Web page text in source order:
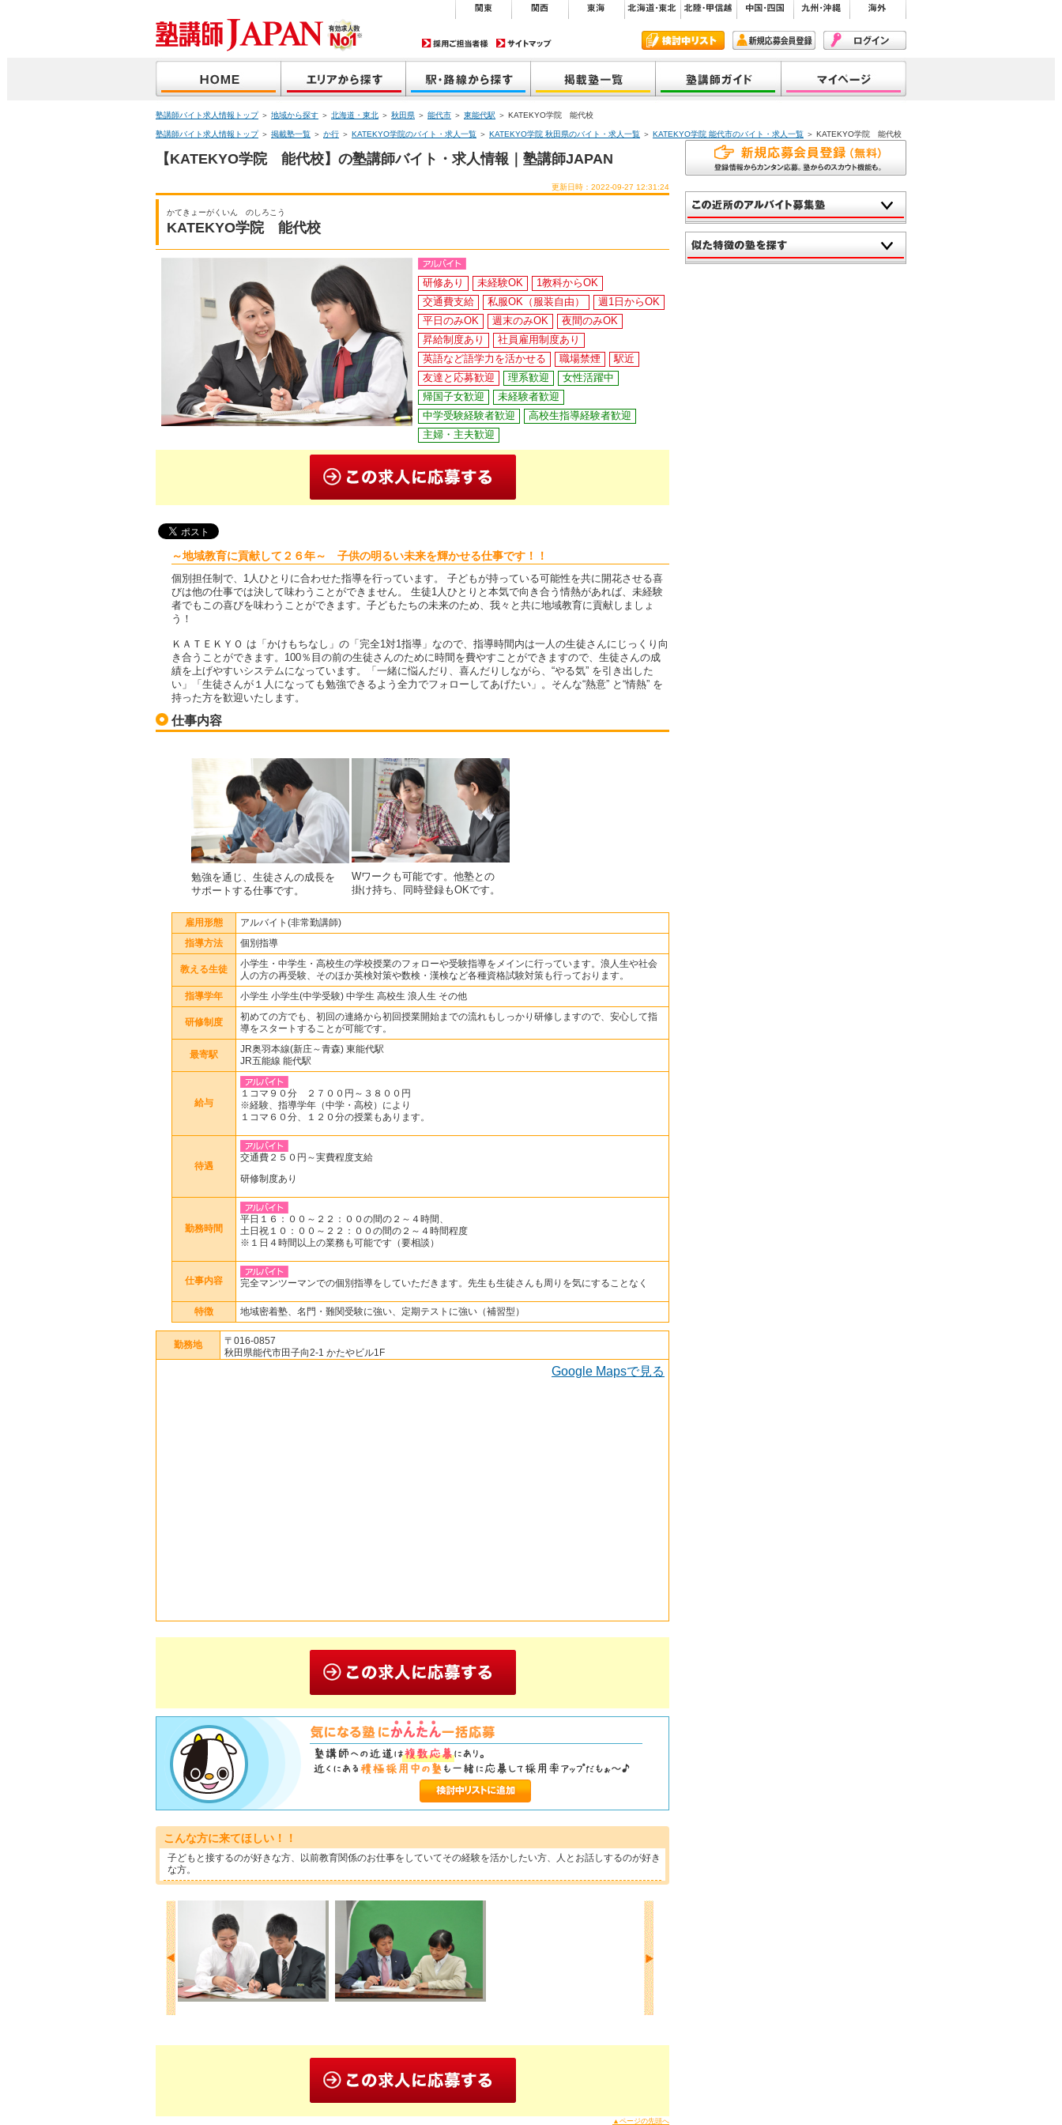
塾講師バイト求人情報トップ＞ 地域から探す ＞ 北海道・東北 ＞ 秋田県 ＞ 能代市 ＞ 東能代駅 ＞ KATEKYO学院 能代校
塾講師バイト求人情報トップ＞ 掲載塾一覧 ＞ か行 ＞ KATEKYO学院のバイト・求人一覧 ＞ KATEKYO学院 秋田県のバイト・求人一覧 ＞ KATEKYO学院 能代市のバイト・求人一覧 ＞ KATEKYO学院 能代校
【KATEKYO学院 能代校】の塾講師バイト・求人情報｜塾講師JAPAN
更新日時：2022-09-27 12:31:24
かてきょーがくいん のしろこう
KATEKYO学院 能代校
研修あり 未経験OK
1教科からOK
交通費支給
私服OK（服装自由）
週1日からOK
平日のみOK
週末のみOK
夜間のみOK
昇給制度あり
社員雇用制度あり
英語など語学力を活かせる
職場禁煙
駅近
友達と応募歓迎
理系歓迎
女性活躍中
帰国子女歓迎
未経験者歓迎
中学受験経験者歓迎
高校生指導経験者歓迎
主婦・主夫歓迎
～地域教育に貢献して２６年～ 子供の明るい未来を輝かせる仕事です！！
個別担任制で、1人ひとりに合わせた指導を行っています。 子どもが持っている可能性を共に開花させる喜
びは他の仕事では決して味わうことができません。 生徒1人ひとりと本気で向き合う情熱があれば、未経験
者でもこの喜びを味わうことができます。子どもたちの未来のため、我々と共に地域教育に貢献しましょ
う！
ＫＡＴＥＫＹＯ は「かけもちなし」の「完全1対1指導」なので、指導時間内は一人の生徒さんにじっくり向
き合うことができます。100％目の前の生徒さんのために時間を費やすことができますので、生徒さんの成
績を上げやすいシステムになっています。「一緒に悩んだり、喜んだりしながら、“やる気” を引き出した
い」「生徒さんが１人になっても勉強できるよう全力でフォローしてあげたい」。そんな“熱意” と“情熱” を
持った方を歓迎いたします。
仕事内容
勉強を通じ、生徒さんの成長を
サポートする仕事です。
Wワークも可能です。他塾との
掛け持ち、同時登録もOKです。
雇用形態 アルバイト(非常勤講師)
指導方法 個別指導
教える生徒
小学生・中学生・高校生の学校授業のフォローや受験指導をメインに行っています。浪人生や社会
人の方の再受験、そのほか英検対策や数検・漢検など各種資格試験対策も行っております。
指導学年 小学生 小学生(中学受験) 中学生 高校生 浪人生 その他
研修制度
初めての方でも、初回の連絡から初回授業開始までの流れもしっかり研修しますので、安心して指
導をスタートすることが可能です。
最寄駅
JR奥羽本線(新庄～青森) 東能代駅
JR五能線 能代駅
給与
１コマ９０分 ２７００円～３８００円
※経験、指導学年（中学・高校）により
１コマ６０分、１２０分の授業もあります。
待遇
交通費２５０円～実費程度支給
研修制度あり
勤務時間
平日１６：００～２２：００の間の２～４時間、
土日祝１０：００～２２：００の間の２～４時間程度
※１日４時間以上の業務も可能です（要相談）
仕事内容 完全マンツーマンでの個別指導をしていただきます。先生も生徒さんも周りを気にすることなく
特徴 地域密着塾、名門・難関受験に強い、定期テストに強い（補習型）
勤務地
〒016-0857
秋田県能代市田子向2-1 かたやビル1F
Google Mapsで見る
こんな方に来てほしい！！
子どもと接するのが好きな方、以前教育関係のお仕事をしていてその経験を活かしたい方、人とお話しするのが好き
な方。
▲ページの先頭へ